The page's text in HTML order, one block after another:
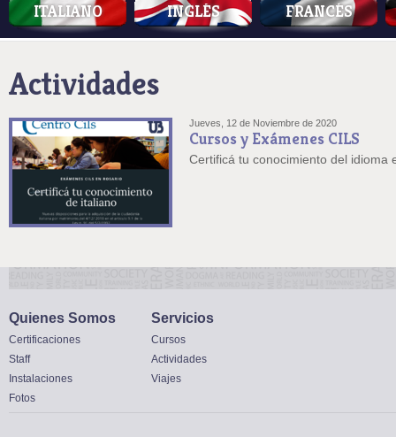
ITALIANO INGLÉS FRANCÉS
Actividades
Jueves, 12 de Noviembre de 2020
Cursos y Exámenes CILS
Certificá tu conocimiento del idioma
Quienes Somos
Certificaciones
Staff
Instalaciones
Fotos
Servicios
Cursos
Actividades
Viajes